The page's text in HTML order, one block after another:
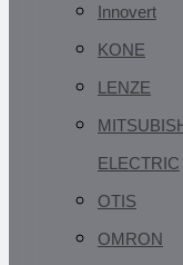
Innovert
KONE
LENZE
ELECTRIC
OTIS
OMRON